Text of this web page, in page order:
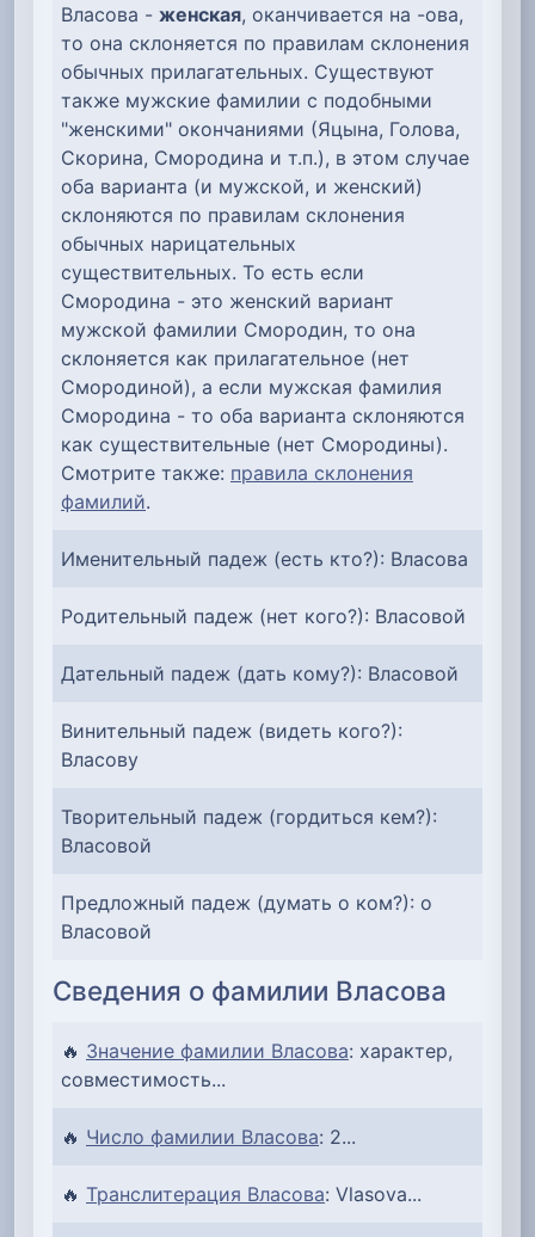
Власова - женская, оканчивается на -ова,
то она склоняется по правилам склонения
обычных прилагательных. Существуют
также мужские фамилии с подобными
"женскими" окончаниями (Яцына, Голова,
Скорина, Смородина и т.п.), в этом случае
оба варианта (и мужской, и женский)
склоняются по правилам склонения
обычных нарицательных
существительных. То есть если
Смородина - это женский вариант
мужской фамилии Смородин, то она
склоняется как прилагательное (нет
Смородиной), а если мужская фамилия
Смородина - то оба варианта склоняются
как существительные (нет Смородины).
Смотрите также: правила склонения
фамилий.
Именительный падеж (есть кто?): Власова
Родительный падеж (нет кого?): Власовой
Дательный падеж (дать кому?): Власовой
Винительный падеж (видеть кого?):
Власову
Творительный падеж (гордиться кем?):
Власовой
Предложный падеж (думать о ком?): о
Власовой
Сведения о фамилии Власова
🔥 Значение фамилии Власова: характер,
совместимость...
🔥 Число фамилии Власова: 2...
🔥 Транслитерация Власова: Vlasova...